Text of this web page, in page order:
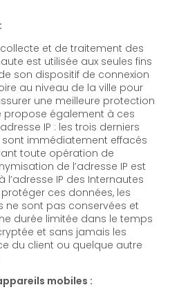
et de traitement des
est utilisée aux seules fins
son dispositif de connexion
au niveau de la ville pour
propose également à ces
IP : les trois derniers
sont immédiatement effacés
de
de l’adresse IP est
IP des Internautes
ces données, les
ne sont pas conservées et
et sans jamais les
du client ou quelque autre
mobiles :